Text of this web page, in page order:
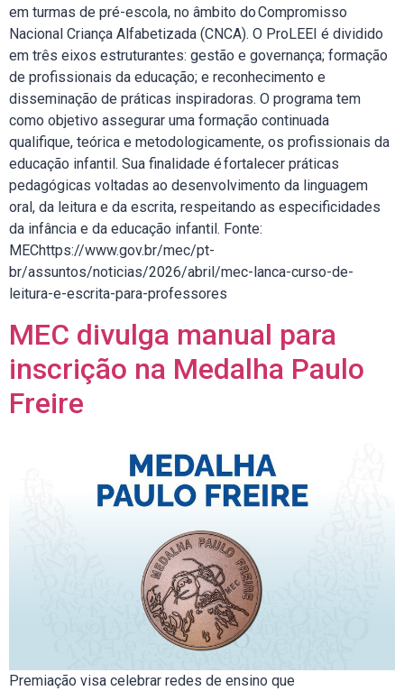
em turmas de pré-escola, no âmbito do Compromisso
Nacional Criança Alfabetizada (CNCA). O ProLEEI é dividido
em três eixos estruturantes: gestão e governança; formação
de profissionais da educação; e reconhecimento e
disseminação de práticas inspiradoras. O programa tem
como objetivo assegurar uma formação continuada
qualifique, teórica e metodologicamente, os profissionais da
educação infantil. Sua finalidade é fortalecer práticas
pedagógicas voltadas ao desenvolvimento da linguagem
oral, da leitura e da escrita, respeitando as especificidades
da infância e da educação infantil. Fonte:
MEChttps://www.gov.br/mec/pt-
br/assuntos/noticias/2026/abril/mec-lanca-curso-de-
leitura-e-escrita-para-professores
MEC divulga manual para
inscrição na Medalha Paulo
Freire
Premiação visa celebrar redes de ensino que